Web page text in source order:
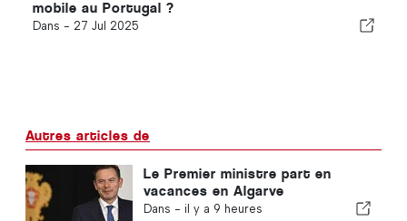
mobile au Portugal ?
Dans - 27 Jul 2025
Autres articles de
Le Premier ministre part en
vacances en Algarve
Dans - il y a 9 heures